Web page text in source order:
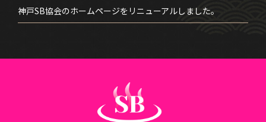
神戸SB協会のホームページをリニューアルしました。